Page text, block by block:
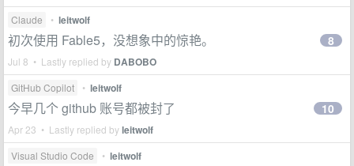
Claude
• leitwolf
初次使用 Fable5，没想象中的惊艳。
Jul 8 • Lastly replied by DABOBO
8
GitHub Copilot • leitwolf
今早几个 github 账号都被封了
Apr 23 • Lastly replied byleitwolf
10
Visual Studio Code • leitwolf